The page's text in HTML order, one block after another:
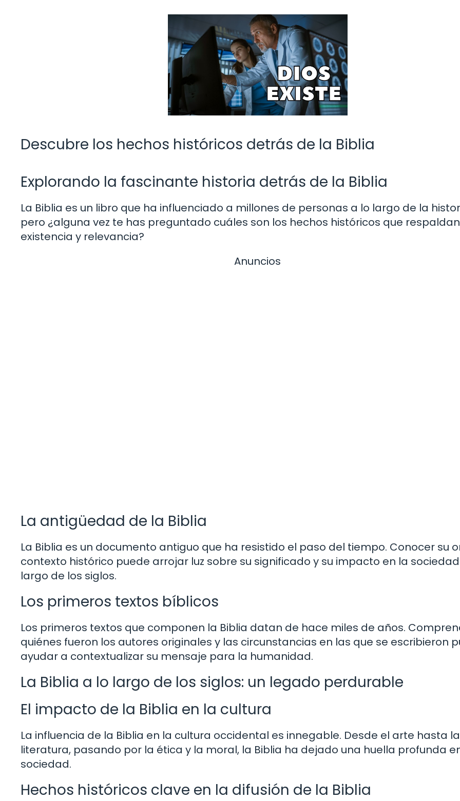
Descubre los hechos históricos detrás de la Biblia
Explorando la fascinante historia detrás de la Biblia
La Biblia es un libro que ha influenciado a millones de personas a lo largo de la
pero ¿alguna vez te has preguntado cuáles son los hechos históricos que
existencia y relevancia?
Anuncios
La antigüedad de la Biblia
La Biblia es un documento antiguo que ha resistido el paso del tiempo. Conocer su
contexto histórico puede arrojar luz sobre su significado y su impacto en la
largo de los siglos.
Los primeros textos bíblicos
Los primeros textos que componen la Biblia datan de hace miles de años.
quiénes fueron los autores originales y las circunstancias en las que se escribieron
ayudar a contextualizar su mensaje para la humanidad.
La Biblia a lo largo de los siglos: un legado perdurable
El impacto de la Biblia en la cultura
La influencia de la Biblia en la cultura occidental es innegable. Desde el arte hasta la
literatura, pasando por la ética y la moral, la Biblia ha dejado una huella profunda
sociedad.
Hechos históricos clave en la difusión de la Biblia